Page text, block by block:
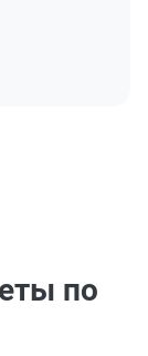
по